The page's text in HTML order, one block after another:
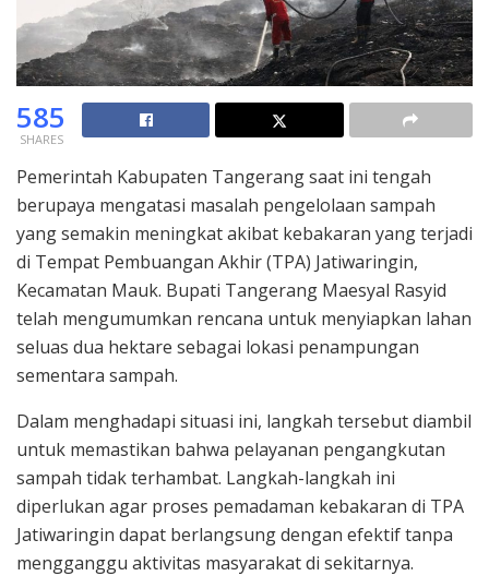
585
SHARES
Pemerintah Kabupaten Tangerang saat ini tengah
berupaya mengatasi masalah pengelolaan sampah
yang semakin meningkat akibat kebakaran yang terjadi
di Tempat Pembuangan Akhir (TPA) Jatiwaringin,
Kecamatan Mauk. Bupati Tangerang Maesyal Rasyid
telah mengumumkan rencana untuk menyiapkan lahan
seluas dua hektare sebagai lokasi penampungan
sementara sampah.
Dalam menghadapi situasi ini, langkah tersebut diambil
untuk memastikan bahwa pelayanan pengangkutan
sampah tidak terhambat. Langkah-langkah ini
diperlukan agar proses pemadaman kebakaran di TPA
Jatiwaringin dapat berlangsung dengan efektif tanpa
mengganggu aktivitas masyarakat di sekitarnya.